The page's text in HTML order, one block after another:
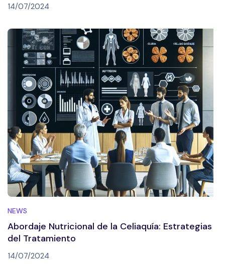
14/07/2024
NEWS
Abordaje Nutricional de la Celiaquía: Estrategias
del Tratamiento
14/07/2024